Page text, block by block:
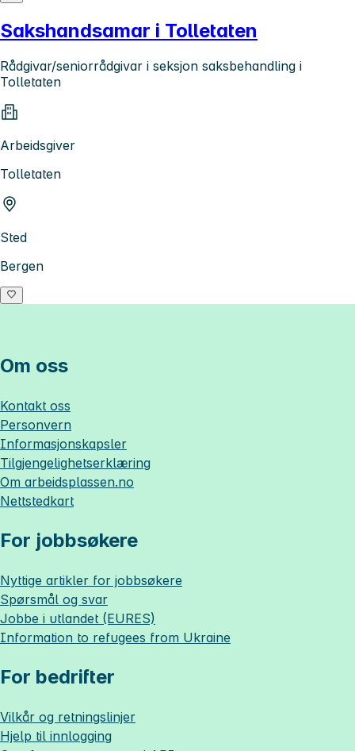
Sakshandsamar i Tolletaten
Rådgivar/seniorrådgivar i seksjon saksbehandling i
Tolletaten
Arbeidsgiver
Tolletaten
Sted
Bergen
Om oss
Kontakt oss
Personvern
Informasjonskapsler
Tilgjengelighetserklæring
Om arbeidsplassen.no
Nettstedkart
For jobbsøkere
Nyttige artikler for jobbsøkere
Spørsmål og svar
Jobbe i utlandet (EURES)
Information to refugees from Ukraine
For bedrifter
Vilkår og retningslinjer
Hjelp til innlogging